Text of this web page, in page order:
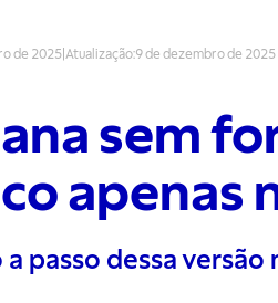
de 2025 Atualização:9 de dezembro de 2025
sem
apenas
passo dessa versão